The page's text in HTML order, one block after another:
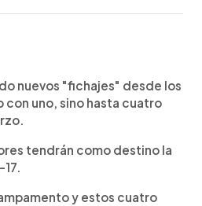
nuevos "fichajes" desde los
con uno, sino hasta cuatro
tendrán como destino la
y estos cuatro